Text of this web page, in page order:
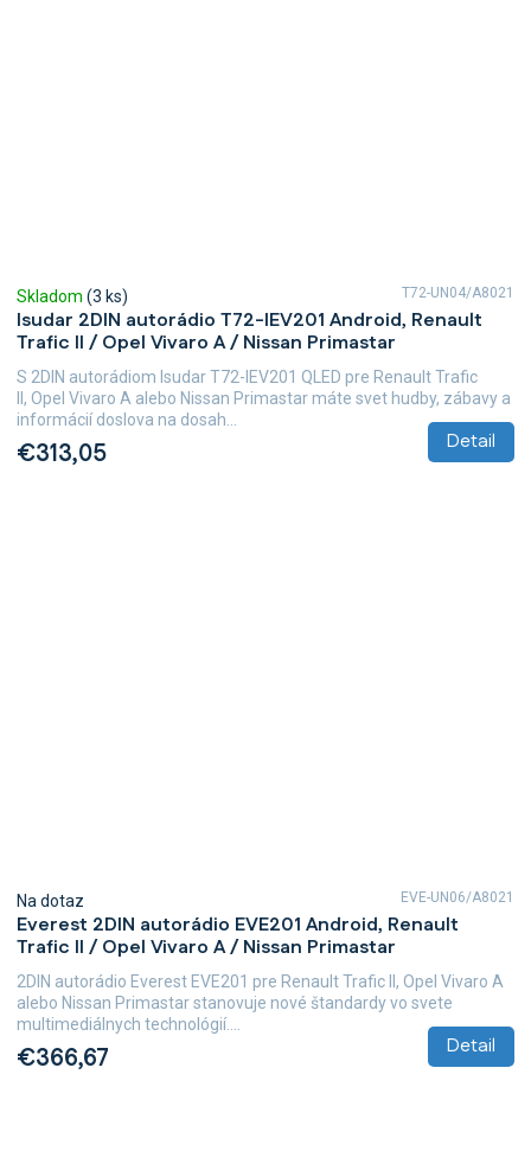
Isudar 2DIN autorádio T72-IEV201 Android, Renault
Trafic II / Opel Vivaro A / Nissan Primastar
Skladom (3 ks)
€313,05 Detail
S 2DIN autorádiom Isudar T72-IEV201 QLED pre Renault Trafic
II, Opel Vivaro A alebo Nissan Primastar máte svet hudby, zábavy a
informácií doslova na dosah...
T72-UN04/A8021
Everest 2DIN autorádio EVE201 Android, Renault
Trafic II / Opel Vivaro A / Nissan Primastar
Na dotaz
€366,67 Detail
2DIN autorádio Everest EVE201 pre Renault Trafic II, Opel Vivaro A
alebo Nissan Primastar stanovuje nové štandardy vo svete
multimediálnych technológií....
EVE-UN06/A8021